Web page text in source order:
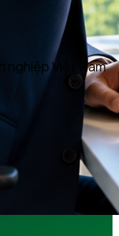
nghiệp Việt Nam